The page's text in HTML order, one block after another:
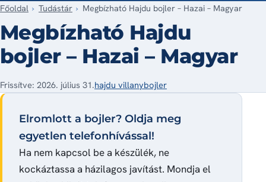
Főoldal Tudástár Megbízható Hajdu bojler – Hazai – Magyar
Megbízható Hajdu
bojler – Hazai – Magyar
Frissítve: 2026. július 31.hajdu villanybojler
Elromlott a bojler? Oldja meg
egyetlen telefonhívással!
Ha nem kapcsol be a készülék, ne
kockáztassa a házilagos javítást. Mondja el